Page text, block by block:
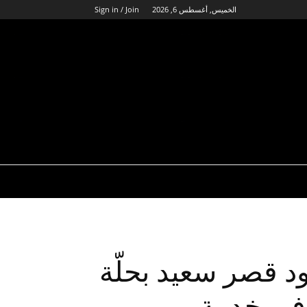
الخميس, أغسطس 6, 2026 Sign in / Join
قصر سعيد بحلّة